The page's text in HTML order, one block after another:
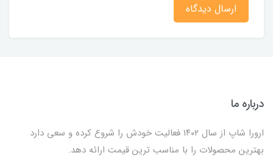
ارسال دیدگاه
درباره ما
ارورا شاپ از سال ۱۴۰۲ فعالیت خودش را شروع کرده و سعی دارد
بهترین محصولات را با مناسب ترین قیمت ارائه دهد.